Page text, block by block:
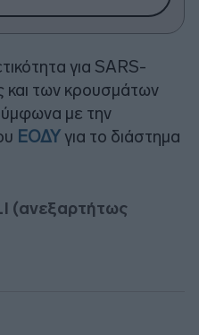
για SARS-
και των κρουσμάτων
με την
ΕΟΔΥ για το διάστημα
(ανεξαρτήτως